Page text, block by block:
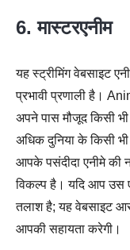
6. मास्टरएनीम
यह स्ट्रीमिंग वेबसाइट
प्रभावी प्रणाली है।
अपने पास मौजूद किसी
अधिक दुनिया के किसी
आपके पसंदीदा एनीमे की
विकल्प है। यदि आप उस
तलाश है; यह वेबसाइट
आपकी सहायता करेगी।